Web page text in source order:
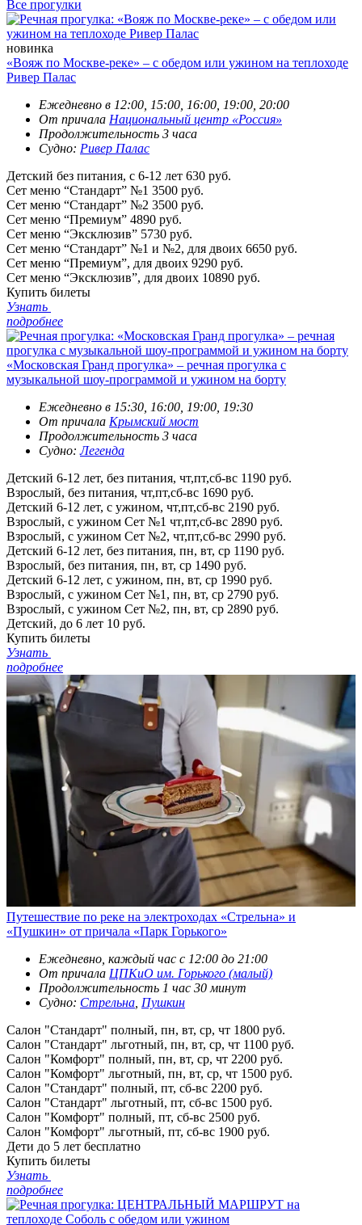
Все прогулки
новинка
«Вояж по Москве-реке» – с обедом или ужином на теплоходе
Ривер Палас
Ежедневно в 12:00, 15:00, 16:00, 19:00, 20:00
От причала Национальный центр «Россия»
Продолжительность 3 часа
Судно: Ривер Палас
Детский без питания, с 6-12 лет 630 руб.
Сет меню “Стандарт” №1 3500 руб.
Сет меню “Стандарт” №2 3500 руб.
Сет меню “Премиум” 4890 руб.
Сет меню “Эксклюзив” 5730 руб.
Сет меню “Стандарт” №1 и №2, для двоих 6650 руб.
Сет меню “Премиум”, для двоих 9290 руб.
Сет меню “Эксклюзив”, для двоих 10890 руб.
Купить билеты
Узнать
подробнее
«Московская Гранд прогулка» – речная прогулка с
музыкальной шоу-программой и ужином на борту
Ежедневно в 15:30, 16:00, 19:00, 19:30
От причала Крымский мост
Продолжительность 3 часа
Судно:Легенда
Детский 6-12 лет, без питания, чт,пт,сб-вс 1190 руб.
Взрослый, без питания, чт,пт,сб-вс 1690 руб.
Детский 6-12 лет, с ужином, чт,пт,сб-вс 2190 руб.
Взрослый, с ужином Сет №1 чт,пт,сб-вс 2890 руб.
Взрослый, с ужином Сет №2, чт,пт,сб-вс 2990 руб.
Детский 6-12 лет, без питания, пн, вт, ср 1190 руб.
Взрослый, без питания, пн, вт, ср 1490 руб.
Детский 6-12 лет, с ужином, пн, вт, ср 1990 руб.
Взрослый, с ужином Сет №1, пн, вт, ср 2790 руб.
Взрослый, с ужином Сет №2, пн, вт, ср 2890 руб.
Детский, до 6 лет 10 руб.
Купить билеты
Узнать
подробнее
Путешествие по реке на электроходах «Стрельна» и
«Пушкин» от причала «Парк Горького»
Ежедневно, каждый час с 12:00 до 21:00
От причала ЦПКиО им. Горького (малый)
Продолжительность 1 час 30 минут
Судно: Стрельна Пушкин
Салон "Стандарт" полный, пн, вт, ср, чт 1800 руб.
Салон "Стандарт" льготный, пн, вт, ср, чт 1100 руб.
Салон "Комфорт" полный, пн, вт, ср, чт 2200 руб.
Салон "Комфорт" льготный, пн, вт, ср, чт 1500 руб.
Салон "Стандарт" полный, пт, сб-вс 2200 руб.
Салон "Стандарт" льготный, пт, сб-вс 1500 руб.
Салон "Комфорт" полный, пт, сб-вс 2500 руб.
Салон "Комфорт" льготный, пт, сб-вс 1900 руб.
Дети до 5 лет бесплатно
Купить билеты
Узнать
подробнее